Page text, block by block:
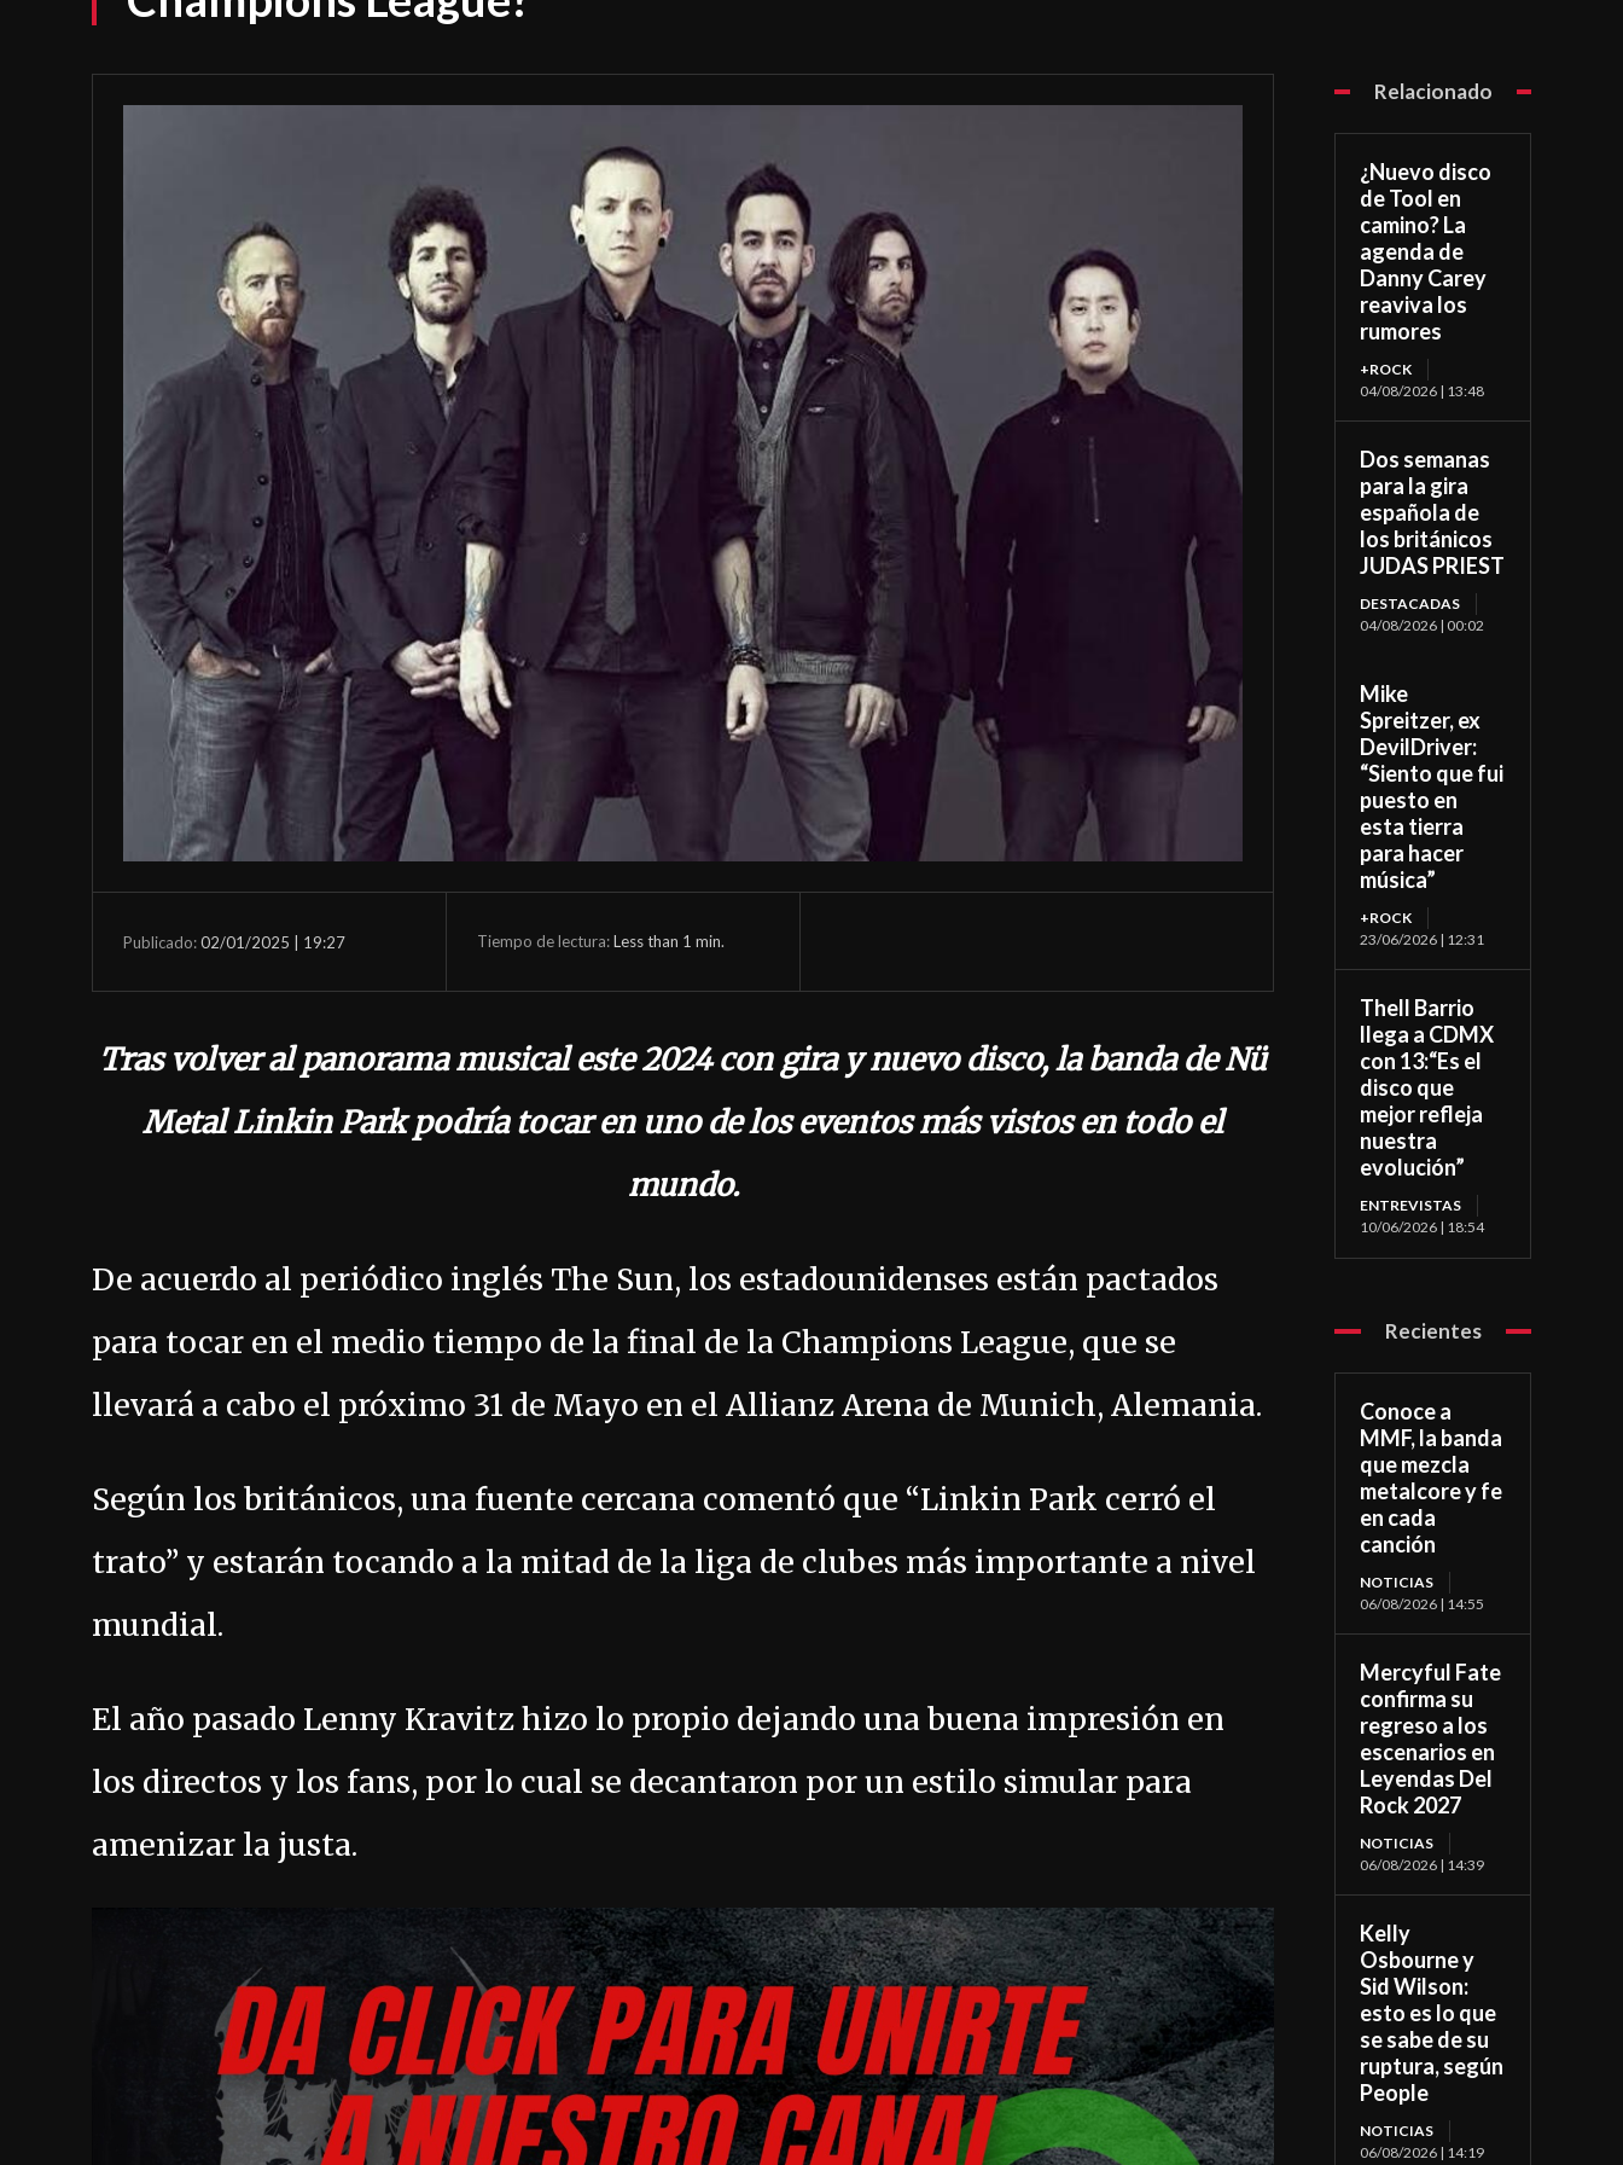
Publicado:02/01/2025 | 19:27 Tiempo de lectura:Less than 1 min.
Tras volver al panorama musical este 2024 con gira y nuevo disco, la banda de Nü
Metal Linkin Park podría tocar en uno de los eventos más vistos en todo el
mundo.
De acuerdo al periódico inglés The Sun, los estadounidenses están pactados
para tocar en el medio tiempo de la final de la Champions League, que se
llevará a cabo el próximo 31 de Mayo en el Allianz Arena de Munich, Alemania.
Según los británicos, una fuente cercana comentó que “Linkin Park cerró el
trato” y estarán tocando a la mitad de la liga de clubes más importante a nivel
mundial.
El año pasado Lenny Kravitz hizo lo propio dejando una buena impresión en
los directos y los fans, por lo cual se decantaron por un estilo simular para
amenizar la justa.
Relacionado
¿Nuevo disco
de Tool en
camino? La
agenda de
Danny Carey
reaviva los
rumores
+ROCK
04/08/2026 | 13:48
Dos semanas
para la gira
española de
los británicos
JUDAS PRIEST
DESTACADAS
04/08/2026 | 00:02
Mike
Spreitzer, ex
DevilDriver:
“Siento que fui
puesto en
esta tierra
para hacer
música”
+ROCK
23/06/2026 | 12:31
Thell Barrio
llega a CDMX
con 13:“Es el
disco que
mejor refleja
nuestra
evolución”
ENTREVISTAS
10/06/2026 | 18:54
Recientes
Conoce a
MMF, la banda
que mezcla
metalcore y fe
en cada
canción
NOTICIAS
06/08/2026 | 14:55
Mercyful Fate
confirma su
regreso a los
escenarios en
Leyendas Del
Rock 2027
NOTICIAS
06/08/2026 | 14:39
Kelly
Osbourne y
Sid Wilson:
esto es lo que
se sabe de su
ruptura, según
People
NOTICIAS
06/08/2026 | 14:19